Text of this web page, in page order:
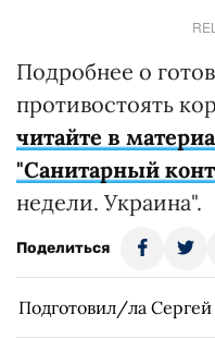
Подробнее о
противостоять
читайте в
"Санитарный
недели. Украина".
Поделиться
Подготовил/ла